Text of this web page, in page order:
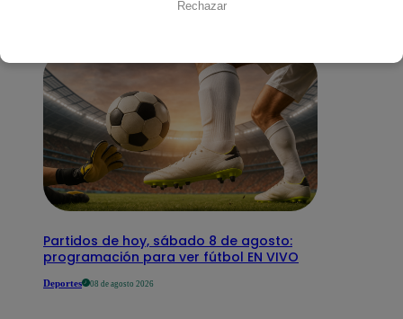
Partidos de hoy, sábado 8 de agosto:
programación para ver fútbol EN VIVO
Deportes 08 de agosto 2026
Rechazar